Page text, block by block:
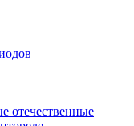
отечественные